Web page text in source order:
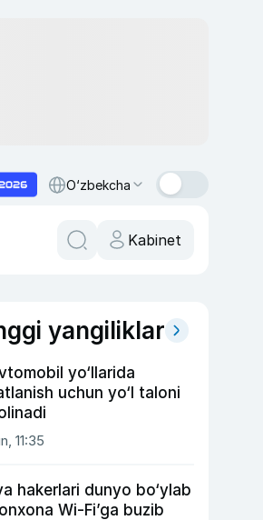
O‘zbekcha
Kabinet
yangiliklar
yo‘llarida
uchun yo‘l taloni
11:35
hakerlari dunyo bo‘ylab
Wi-Fi’ga buzib